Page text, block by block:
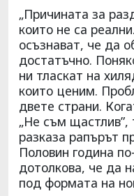
„Причината за
които не са
осъзнават, че да
достатъчно.
ни тласкат на
които ценим.
двете страни.
„Не съм
разказа рапърът
Половин година
дотолкова, че да
под формата на